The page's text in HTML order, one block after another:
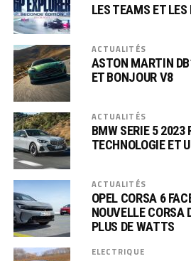
LES TEAMS ET LES
ACTUALITÉS
ASTON MARTIN
ET BONJOUR V8
ACTUALITÉS
BMW SERIE 5 2023
TECHNOLOGIE ET
ACTUALITÉS
OPEL CORSA 6
NOUVELLE CORSA
PLUS DE WATTS
ELECTRIQUE